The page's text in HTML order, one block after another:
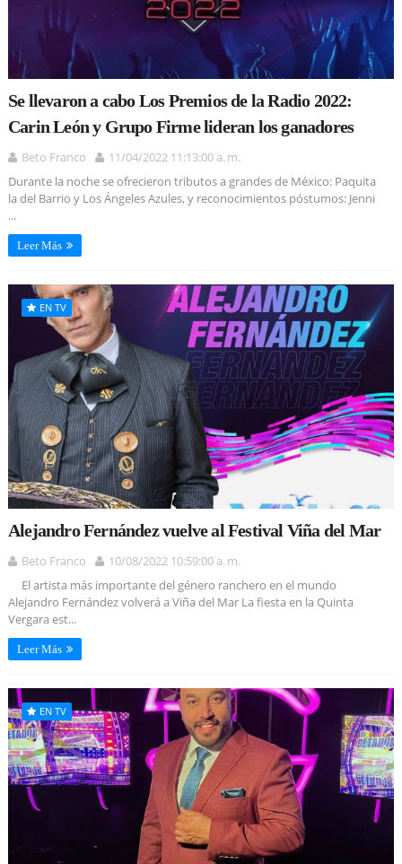
Se llevaron a cabo Los Premios de la Radio 2022:
Carin León y Grupo Firme lideran los ganadores
Beto Franco
11/04/2022 11:13:00 a. m.
Durante la noche se ofrecieron tributos a grandes de México: Paquita
la del Barrio y Los Ángeles Azules, y reconocimientos póstumos: Jenni
...
Leer Más
EN TV
Alejandro Fernández vuelve al Festival Viña del Mar
Beto Franco
10/08/2022 10:59:00 a. m.
El artista más importante del género ranchero en el mundo
Alejandro Fernández volverá a Viña del Mar La fiesta en la Quinta
Vergara est...
Leer Más
EN TV